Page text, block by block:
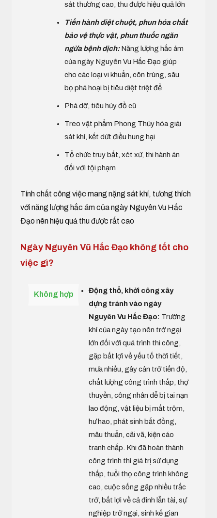
sát thương cao, thu được hiệu quả lớn
Tiến hành diệt chuột, phun hóa chất
bảo vệ thực vật, phun thuốc ngăn
ngừa bệnh dịch:Năng lượng hắc ám
của ngày Nguyên Vu Hắc Đạo giúp
cho các loại vi khuẩn, côn trùng, sâu
bọ phá hoại bị tiêu diệt triệt để
Phá dỡ, tiêu hủy đồ cũ
Treo vật phẩm Phong Thủy hóa giải
sát khí, kết dứt điều hung hại
Tổ chức truy bắt, xét xử, thi hành án
đối với tội phạm
Tính chất công việc mang nặng sát khí, tương thích
với năng lượng hắc ám của ngày Nguyên Vu Hắc
Đạo nên hiệu quả thu được rất cao
Ngày Nguyên Vũ Hắc Đạo không tốt cho
việc gì?
Không hợp
Động thổ, khởi công xây
dựng tránh vào ngày
Nguyên Vu Hắc Đạo: Trường
khí của ngày tạo nên trở ngại
lớn đối với quá trình thi công,
gặp bất lợi về yếu tố thời tiết,
mưa nhiều, gây cản trở tiến độ,
chất lượng công trình thấp, thợ
thuyền, công nhân dễ bị tai nạn
lao động, vật liệu bị mất trộm,
hư hao, phát sinh bất đồng,
mâu thuẫn, cãi vã, kiện cáo
tranh chấp. Khi đã hoàn thành
công trình thì giá trị sử dụng
thấp, tuổi thọ công trình không
cao, cuộc sống gặp nhiều trắc
trở, bất lợi về cả đinh lẫn tài, sự
nghiệp trở ngại, sinh kế gian